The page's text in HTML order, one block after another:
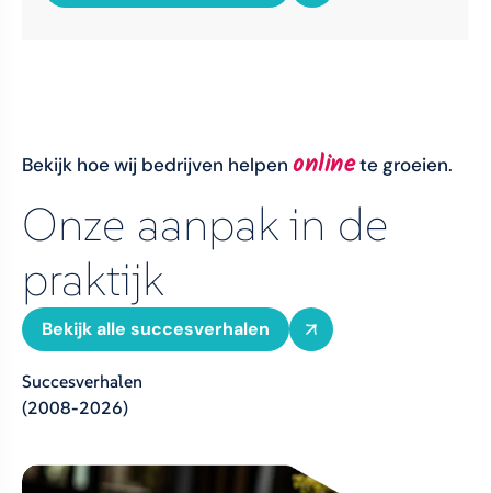
Bekijk hoe wij bedrijven helpen onlinete groeien.
Onze aanpak in de
praktijk
Bekijk alle succesverhalen
Succesverhalen
(2008-2026)